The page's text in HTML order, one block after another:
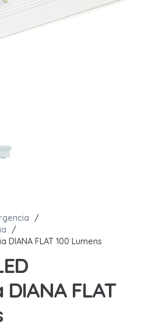
/
/
DIANA FLAT 100 Lumens
DIANA FLAT